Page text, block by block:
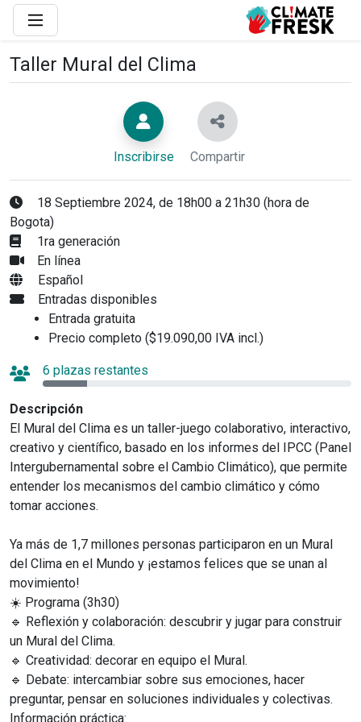
Taller Mural del Clima
Inscribirse Compartir
18 Septiembre 2024, de 18h00 a 21h30 (hora de
Bogota)
1ra generación
En línea
Español
Entradas disponibles
Entrada gratuita
Precio completo ($19.090,00 IVA incl.)
6 plazas restantes
Descripción
El Mural del Clima es un taller-juego colaborativo, interactivo,
creativo y científico, basado en los informes del IPCC (Panel
Intergubernamental sobre el Cambio Climático), que permite
entender los mecanismos del cambio climático y cómo
tomar acciones.
Ya más de 1,7 millones personas participaron en un Mural
del Clima en el Mundo y ¡estamos felices que se unan al
movimiento!
☀️ Programa (3h30)
🔹 Reflexión y colaboración: descubrir y jugar para construir
un Mural del Clima.
🔹 Creatividad: decorar en equipo el Mural.
🔹 Debate: intercambiar sobre sus emociones, hacer
preguntar, pensar en soluciones individuales y colectivas.
Información práctica: